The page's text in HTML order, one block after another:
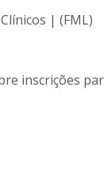
Clínicos | (FML)
inscrições